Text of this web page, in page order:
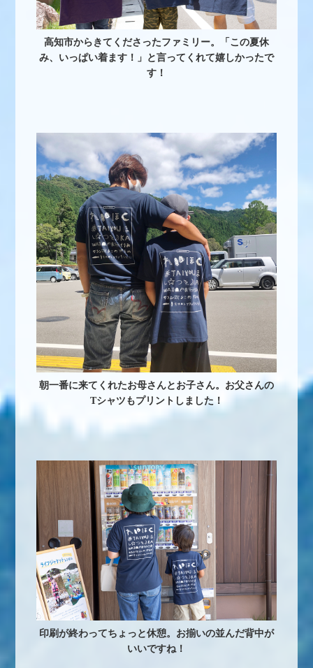
高知市からきてくださったファミリー。「この夏休
み、いっぱい着ます！」と言ってくれて嬉しかったで
す！
朝一番に来てくれたお母さんとお子さん。お父さんの
Tシャツもプリントしました！
印刷が終わってちょっと休憩。お揃いの並んだ背中が
いいですね！